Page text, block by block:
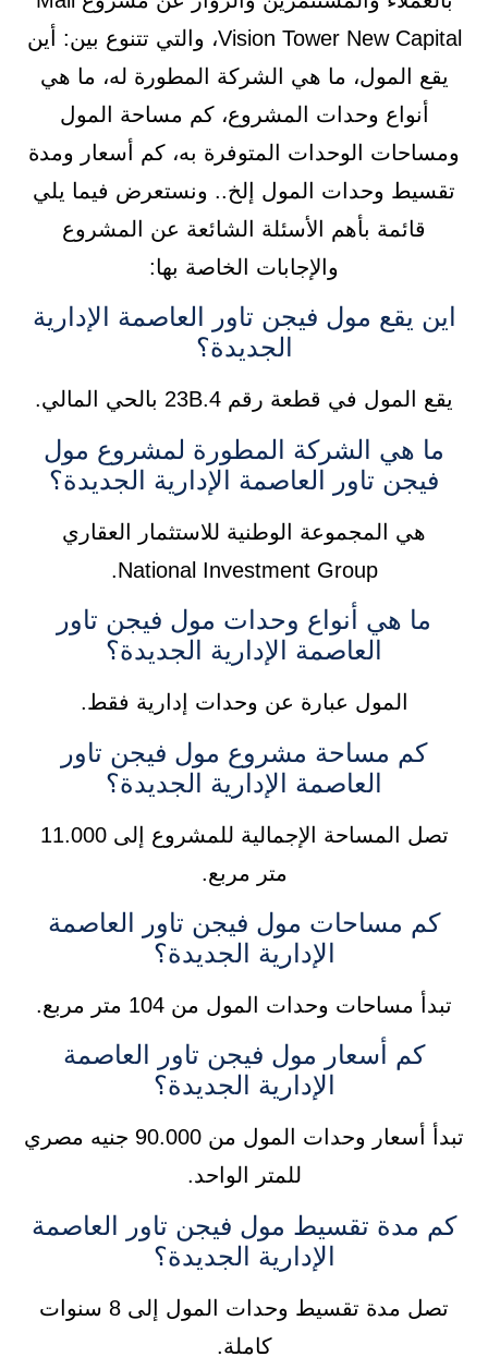
Vision Tower New Capital، والتي تتنوع بين: أين
يقع المول، ما هي الشركة المطورة له، ما هي
أنواع وحدات المشروع، كم مساحة المول
ومساحات الوحدات المتوفرة به، كم أسعار ومدة
تقسيط وحدات المول إلخ.. ونستعرض فيما يلي
قائمة بأهم الأسئلة الشائعة عن المشروع
والإجابات الخاصة بها:
اين يقع مول فيجن تاور العاصمة الإدارية
الجديدة؟
يقع المول في قطعة رقم 23B.4 بالحي المالي.
ما هي الشركة المطورة لمشروع مول
فيجن تاور العاصمة الإدارية الجديدة؟
هي المجموعة الوطنية للاستثمار العقاري
National Investment Group.
ما هي أنواع وحدات مول فيجن تاور
العاصمة الإدارية الجديدة؟
المول عبارة عن وحدات إدارية فقط.
كم مساحة مشروع مول فيجن تاور
العاصمة الإدارية الجديدة؟
تصل المساحة الإجمالية للمشروع إلى 11.000
متر مربع.
كم مساحات مول فيجن تاور العاصمة
الإدارية الجديدة؟
تبدأ مساحات وحدات المول من 104 متر مربع.
كم أسعار مول فيجن تاور العاصمة
الإدارية الجديدة؟
تبدأ أسعار وحدات المول من 90.000 جنيه مصري
للمتر الواحد.
كم مدة تقسيط مول فيجن تاور العاصمة
الإدارية الجديدة؟
تصل مدة تقسيط وحدات المول إلى 8 سنوات
كاملة.